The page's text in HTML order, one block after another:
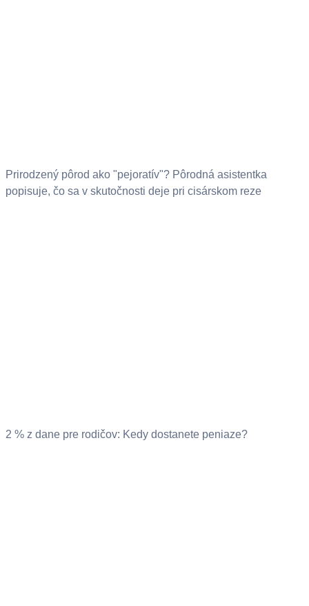
Prirodzený pôrod ako "pejoratív"? Pôrodná asistentka
popisuje, čo sa v skutočnosti deje pri cisárskom reze
2 % z dane pre rodičov: Kedy dostanete peniaze?